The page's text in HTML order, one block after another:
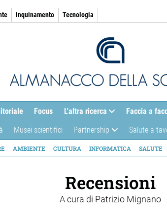
Inquinamento Tecnologia
Focus L'altra ricerca Faccia a
Musei scientifici Partnership Salute a
AMBIENTE CULTURA INFORMATICA SALUTE
Recensioni
A cura di Patrizio Mignano